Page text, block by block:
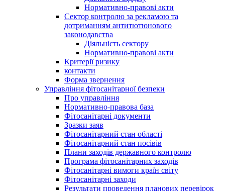
Нормативно-правові акти
Сектор контролю за рекламою та
дотриманням антитютюнового
законодавства
Діяльність сектору
Нормативно-правові акти
Критерії ризику
контакти
Форма звернення
Управління фітосанітарної безпеки
Про управління
Нормативно-правова база
Фітосанітарні документи
Зразки заяв
Фітосанітарний стан області
Фітосанітарний стан посівів
Плани заходів державного контролю
Програма фітосанітарних заходів
Фітосанітарні вимоги країн світу
Фітосанітарні заходи
Результати проведення планових перевірок